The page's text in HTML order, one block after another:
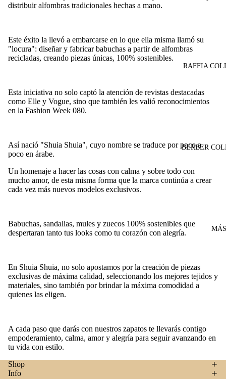
RAFFIA
BERBER
MÁS
distribuir alfombras tradicionales hechas a mano.
Este éxito la llevó a embarcarse en lo que ella misma llamó su
"locura": diseñar y fabricar babuchas a partir de alfombras
recicladas, creando piezas únicas, 100% sostenibles.
Esta iniciativa no solo captó la atención de revistas destacadas
como Elle y Vogue, sino que también les valió reconocimientos
en la Fashion Week 080.
Así nació "Shuia Shuia", cuyo nombre se traduce por poco a
poco en árabe.
Un homenaje a hacer las cosas con calma y sobre todo con
mucho amor, de esta misma forma que la marca continúa a crear
cada vez más nuevos modelos exclusivos.
Babuchas, sandalias, mules y zuecos 100% sostenibles que
despertaran tanto tus looks como tu corazón con alegría.
En Shuia Shuia, no solo apostamos por la creación de piezas
exclusivas de máxima calidad, seleccionando los mejores tejidos y
materiales, sino también por brindar la máxima comodidad a
quienes las eligen.
A cada paso que darás con nuestros zapatos te llevarás contigo
empoderamiento, calma, amor y alegría para seguir avanzando en
tu vida con estilo.
Shop
Info